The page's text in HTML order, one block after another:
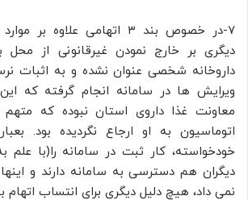
7-در خصوص بند ۳ اتهامی علاوه
دیگری بر خارج نمودن غیرقانونی از محل
داروخانه شخصی عنوان نشده و به اثبات
ویرایش ها در سامانه انجام گرفته که این
معاونت غذا داروی استان نبوده که
اتوماسیون به او ارجاع نگردیده بود.
خودخواسته، کار ثبت در سامانه را(با
دیگران هم دسترسی به سامانه دارند و
نمی داد، هیچ دلیل دیگری برای انتساب